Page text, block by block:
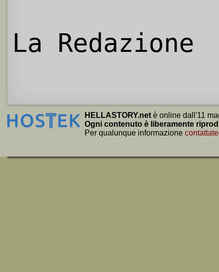
La Redazione
HELLASTORY.net è online dall'11
Ogni contenuto è liberamente
Per qualunque informazione